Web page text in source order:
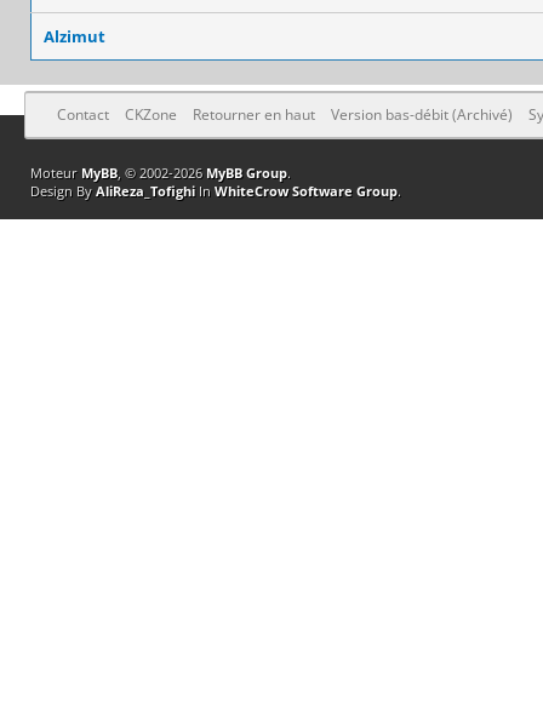
Alzimut
Contact CKZone Retourner en haut Version bas-débit (Archivé)
Moteur MyBB, © 2002-2026 MyBB Group.
Design By AliReza_TofighiIn WhiteCrow Software Group.